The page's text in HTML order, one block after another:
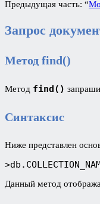
Предыдущая часть: “
Запрос
Метод find()
Метод find()
Синтаксис
Ниже представлен
Данный метод